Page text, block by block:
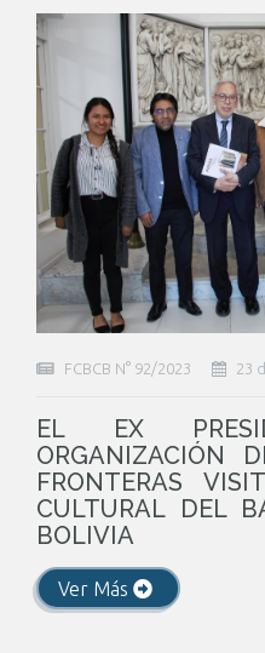
FCBCB N° 92/2023 23
EL EX
ORGANIZACIÓN
FRONTERAS
CULTURAL DEL
BOLIVIA
Ver Más